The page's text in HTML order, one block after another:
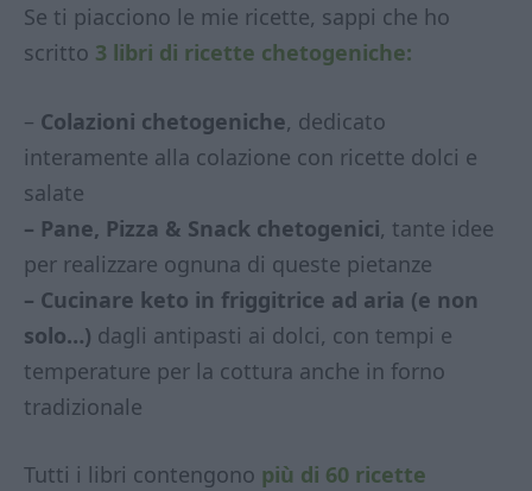
Se ti piacciono le mie ricette, sappi che ho
scritto 3 libri di ricette chetogeniche:
– Colazioni chetogeniche, dedicato
interamente alla colazione con ricette dolci e
salate
– Pane, Pizza & Snack chetogenici, tante idee
per realizzare ognuna di queste pietanze
– Cucinare keto in friggitrice ad aria (e non
solo…) dagli antipasti ai dolci, con tempi e
temperature per la cottura anche in forno
tradizionale
Tutti i libri contengono più di 60 ricette